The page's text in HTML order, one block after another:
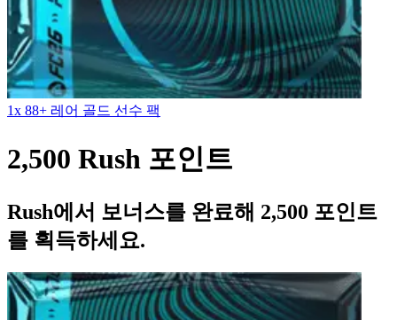
1x 88+ 레어 골드 선수 팩
2,500 Rush 포인트
Rush에서 보너스를 완료해 2,500 포인트
를 획득하세요.